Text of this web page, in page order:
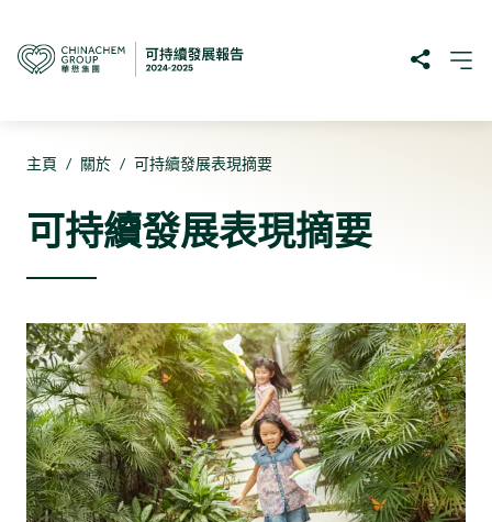
主頁 / 關於 / 可持續發展表現摘要
可持續發展表現摘要